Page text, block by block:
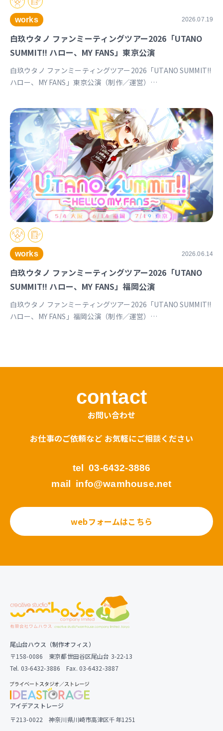
works 2026.07.19
白玖ウタノ ファンミーティングツアー2026「UTANO
SUMMIT!! ハロー、MY FANS」東京公演
白玖ウタノ ファンミーティングツアー2026「UTANO SUMMIT!!
ハロー、MY FANS」東京公演（制作／運営）
works 2026.06.14
白玖ウタノ ファンミーティングツアー2026「UTANO
SUMMIT!! ハロー、MY FANS」福岡公演
白玖ウタノ ファンミーティングツアー2026「UTANO SUMMIT!!
ハロー、MY FANS」福岡公演（制作／運営）
contact
お問い合わせ
お仕事のご依頼など お気軽にご相談ください
tel
03-6432-3886
mail
info@wamhouse.net
webフォームはこちら
尾山台ハウス（制作オフィス）
〒158-0086 東京都世田谷区尾山台 3-22-13
Tel. 03-6432-3886 Fax. 03-6432-3887
アイデアストレージ
〒213-0022 神奈川県川崎市高津区千年1251